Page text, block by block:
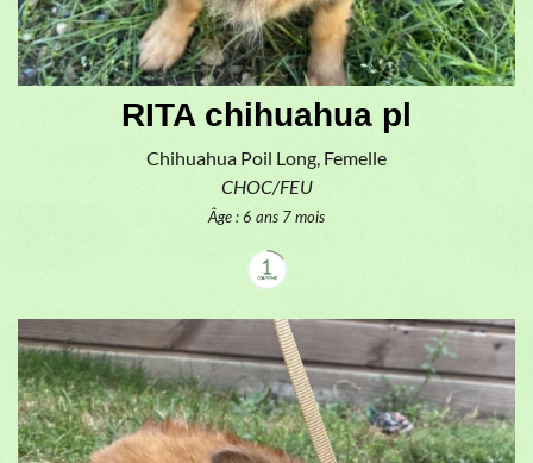
RITA chihuahua pl
Chihuahua Poil Long, Femelle
CHOC/FEU
Âge : 6 ans 7 mois